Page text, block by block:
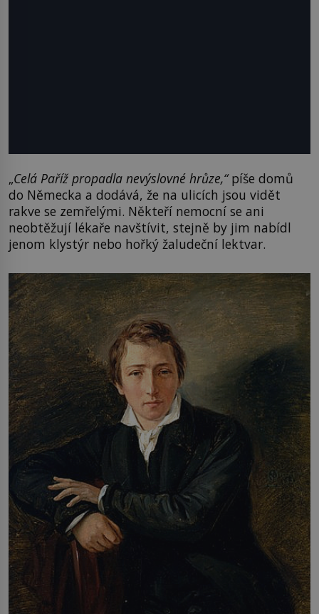
„Celá Paříž propadla nevýslovné hrůze,“píše domů
do Německa a dodává, že na ulicích jsou vidět
rakve se zemřelými. Někteří nemocní se ani
neobtěžují lékaře navštívit, stejně by jim nabídl
jenom klystýr nebo hořký žaludeční lektvar.